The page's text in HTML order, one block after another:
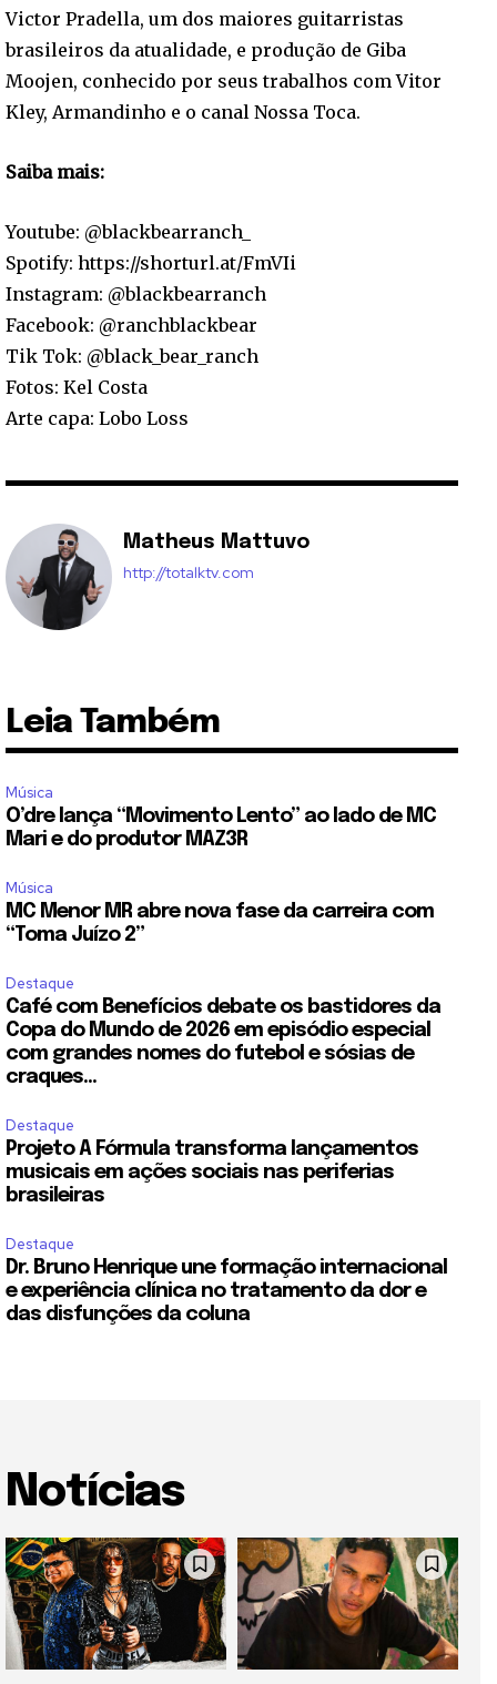
Victor Pradella, um dos maiores guitarristas
brasileiros da atualidade, e produção de Giba
Moojen, conhecido por seus trabalhos com Vitor
Kley, Armandinho e o canal Nossa Toca.
Saiba mais:
Youtube: @blackbearranch_
Spotify: https://shorturl.at/FmVIi
Instagram: @blackbearranch
Facebook: @ranchblackbear
Tik Tok: @black_bear_ranch
Fotos: Kel Costa
Arte capa: Lobo Loss
Matheus Mattuvo
http://totalktv.com
Leia Também
Música
O’dre lança “Movimento Lento” ao lado de MC
Mari e do produtor MAZ3R
Música
MC Menor MR abre nova fase da carreira com
“Toma Juízo 2”
Destaque
Café com Benefícios debate os bastidores da
Copa do Mundo de 2026 em episódio especial
com grandes nomes do futebol e sósias de
craques...
Destaque
Projeto A Fórmula transforma lançamentos
musicais em ações sociais nas periferias
brasileiras
Destaque
Dr. Bruno Henrique une formação internacional
e experiência clínica no tratamento da dor e
das disfunções da coluna
Notícias